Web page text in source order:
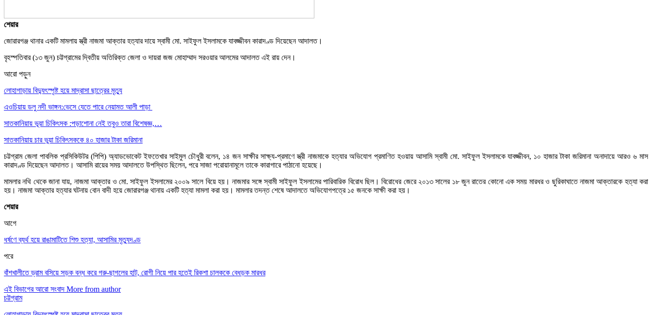
শেয়ার
জোরারগঞ্জ থানার একটি মামলায় স্ত্রী নাজমা আক্তার হত্যার দায়ে স্বামী মো. সাইফুল ইসলামকে যাবজ্জীবন কারাদণ্ড দিয়েছেন আদালত।
বৃহস্পতিবার (১৩ জুন) চট্টগ্রামের দ্বিতীয় অতিরিক্ত জেলা ও দায়রা জজ মোহাম্মাদ সরওয়ার আলমের আদালত এই রায় দেন।
আরো পড়ুন
লোহাগাড়ায় বিদ্যুৎস্পৃষ্ট হয়ে মাদ্রাসা ছাত্রের মৃত্যু
এওচিয়ায় ডলু নদী ভাঙ্গন:ভেসে যেতে পারে নেয়ামত আলী পাড়া
সাতকানিয়ায় ভূয়া চিকিৎসক :পড়াশোনা নেই তবুও তারা বিশেষজ্ঞ,…
সাতকানিয়ায় চার ভুয়া চিকিৎসককে ৪০ হাজার টাকা জরিমানা
চট্টগ্রাম জেলা পাবলিক প্রসিকিউটর (পিপি) অ্যাডভোকেট ইফতেখার সাইমুল চৌধুরী বলেন, ১৪ জন সাক্ষীর সাক্ষ্য-প্রমাণে স্ত্রী নাজমাকে হত্যার অভিযোগ প্রমাণিত হওয়ায় আসামি স্বামী মো. সাইফুল ইসলামকে যাবজ্জীবন, ১০ হাজার টাকা জরিমানা অনাদায়ে আরও ৬ মাস
কারাদণ্ড দিয়েছেন আদালত। আসামি রায়ের সময় আদালতে উপস্থিত ছিলেন, পরে সাজা পরোয়ানামূলে তাকে কারাগারে পাঠানো হয়েছে।
মামলার নথি থেকে জানা যায়, নাজমা আক্তার ও মো. সাইফুল ইসলামের ২০০৯ সালে বিয়ে হয়। নাজমার সঙ্গে স্বামী সাইফুল ইসলামের পারিবারিক বিরোধ ছিল। বিরোধের জেরে ২০১৩ সালের ১৮ জুন রাতের কোনো এক সময় মারধর ও ছুরিকাঘাতে নাজমা আক্তারকে হত্যা করা
হয়। নাজমা আক্তার হত্যার ঘটনায় বোন বাদী হয়ে জোরারগঞ্জ থানায় একটি হত্যা মামলা করা হয়। মামলার তদন্ত শেষে আদালতে অভিযোগপত্রে ১৫ জনকে সাক্ষী করা হয়।
শেয়ার
আগে
ধর্ষণে ব্যর্থ হয়ে রাঙামাটিতে শিশু হত্যা, আসামির মৃত্যুদণ্ড
পরে
বাঁশখালীতে ড্রাম বসিয়ে সড়ক বন্ধ করে গরু-ছাগলের হাট, রোগী নিয়ে পার হতেই রিকশা চালককে বেধড়ক মারধর
এই বিভাগের আরো সংবাদ More from author
চট্টগ্রাম